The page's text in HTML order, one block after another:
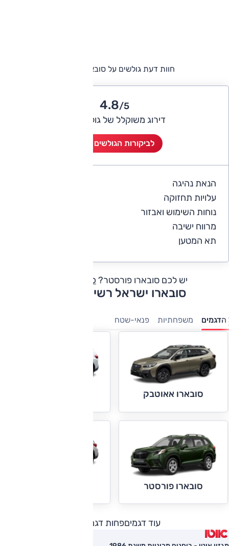
חוות דעת גולשים על סובארו פורסטר
4.8/5
דירוג משוקלל של גולשי אוטו
לביקורות הגולשים (30)
הנאת נהיגה
עלויות תחזוקה
נוחות השימוש ואבזור
מרווח ישיבה
תא המטען
יש לכם סובארו פורסטר? כתבו חוות דעת
סובארו ישראל רשימת דגמים
הדגמים משפחתיות פנאי-שטח
סובארו אאוטבק
סובארו פורסטר
עוד דגמיםפחות דגמים